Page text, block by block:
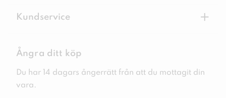
Kundservice +
Ångra ditt köp
Du har 14 dagars ångerrätt från att du mottagit din
vara.